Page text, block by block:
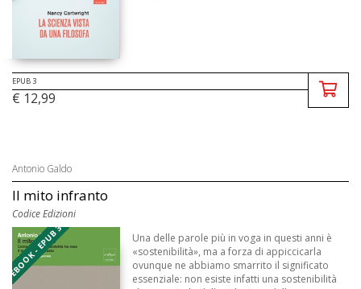
EPUB 3
€ 12,99
Antonio Galdo
Il mito infranto
Codice Edizioni
EBOOK - EPUB 3
Una delle parole più in voga in questi anni è
«sostenibilità», ma a forza di appiccicarla
ovunque ne abbiamo smarrito il significato
essenziale: non esiste infatti una sostenibilità